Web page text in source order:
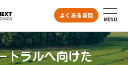
よくある質問 MENU
トラルへ向けた